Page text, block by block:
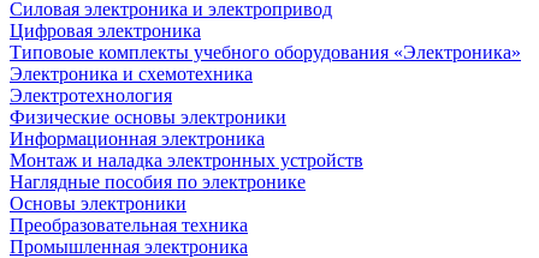
Cиловая электроника и электропривод
Цифровая электроника
Типовоые комплекты учебного оборудования «Электроника»
Электроника и схемотехника
Электротехнология
Физические основы электроники
Информационная электроника
Монтаж и наладка электронных устройств
Наглядные пособия по электронике
Основы электроники
Преобразовательная техника
Промышленная электроника